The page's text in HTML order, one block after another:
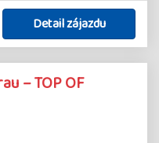
Detail zájazdu
– TOP OF